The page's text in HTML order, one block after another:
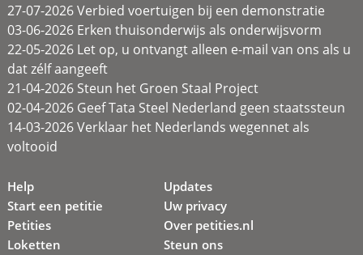
27-07-2026 Verbied voertuigen bij een demonstratie
03-06-2026 Erken thuisonderwijs als onderwijsvorm
22-05-2026 Let op, u ontvangt alleen e-mail van ons als u
dat zélf aangeeft
21-04-2026 Steun het Groen Staal Project
02-04-2026 Geef Tata Steel Nederland geen staatssteun
14-03-2026 Verklaar het Nederlands wegennet als
voltooid
Help
Start een petitie
Petities
Loketten
Updates
Uw privacy
Over petities.nl
Steun ons